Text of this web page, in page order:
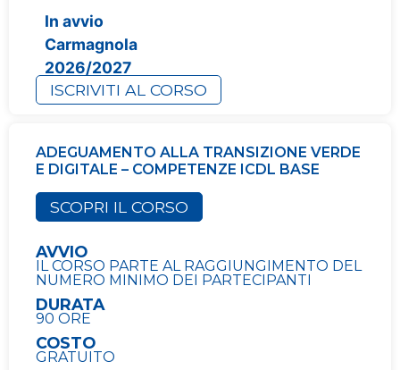
In avvio
Carmagnola
2026/2027
ISCRIVITI AL CORSO
ADEGUAMENTO ALLA TRANSIZIONE VERDE
E DIGITALE – COMPETENZE ICDL BASE
SCOPRI IL CORSO
AVVIO
IL CORSO PARTE AL RAGGIUNGIMENTO DEL
NUMERO MINIMO DEI PARTECIPANTI
DURATA
90 ORE
COSTO
GRATUITO